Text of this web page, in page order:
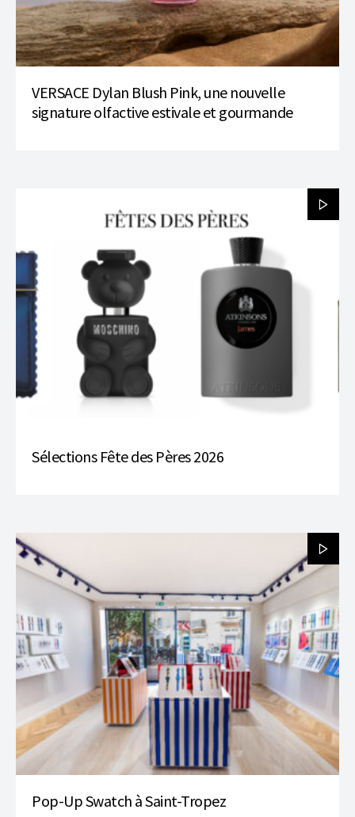
VERSACE Dylan Blush Pink, une nouvelle
signature olfactive estivale et gourmande
Sélections Fête des Pères 2026
Pop-Up Swatch à Saint-Tropez